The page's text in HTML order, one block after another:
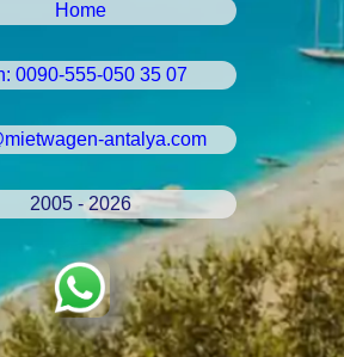
Home
0090-555-050 35 07
antalya.com
2005 - 2026